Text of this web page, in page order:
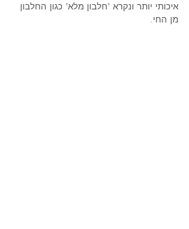
איכותי יותר ונקרא "חלבון מלא" כגון החלבון
מן החי.